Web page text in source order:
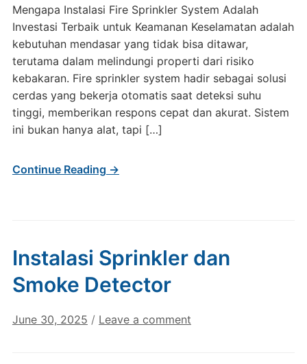
Mengapa Instalasi Fire Sprinkler System Adalah
Investasi Terbaik untuk Keamanan Keselamatan adalah
kebutuhan mendasar yang tidak bisa ditawar,
terutama dalam melindungi properti dari risiko
kebakaran. Fire sprinkler system hadir sebagai solusi
cerdas yang bekerja otomatis saat deteksi suhu
tinggi, memberikan respons cepat dan akurat. Sistem
ini bukan hanya alat, tapi […]
Continue Reading →
Instalasi Sprinkler dan
Smoke Detector
June 30, 2025 / Leave a comment